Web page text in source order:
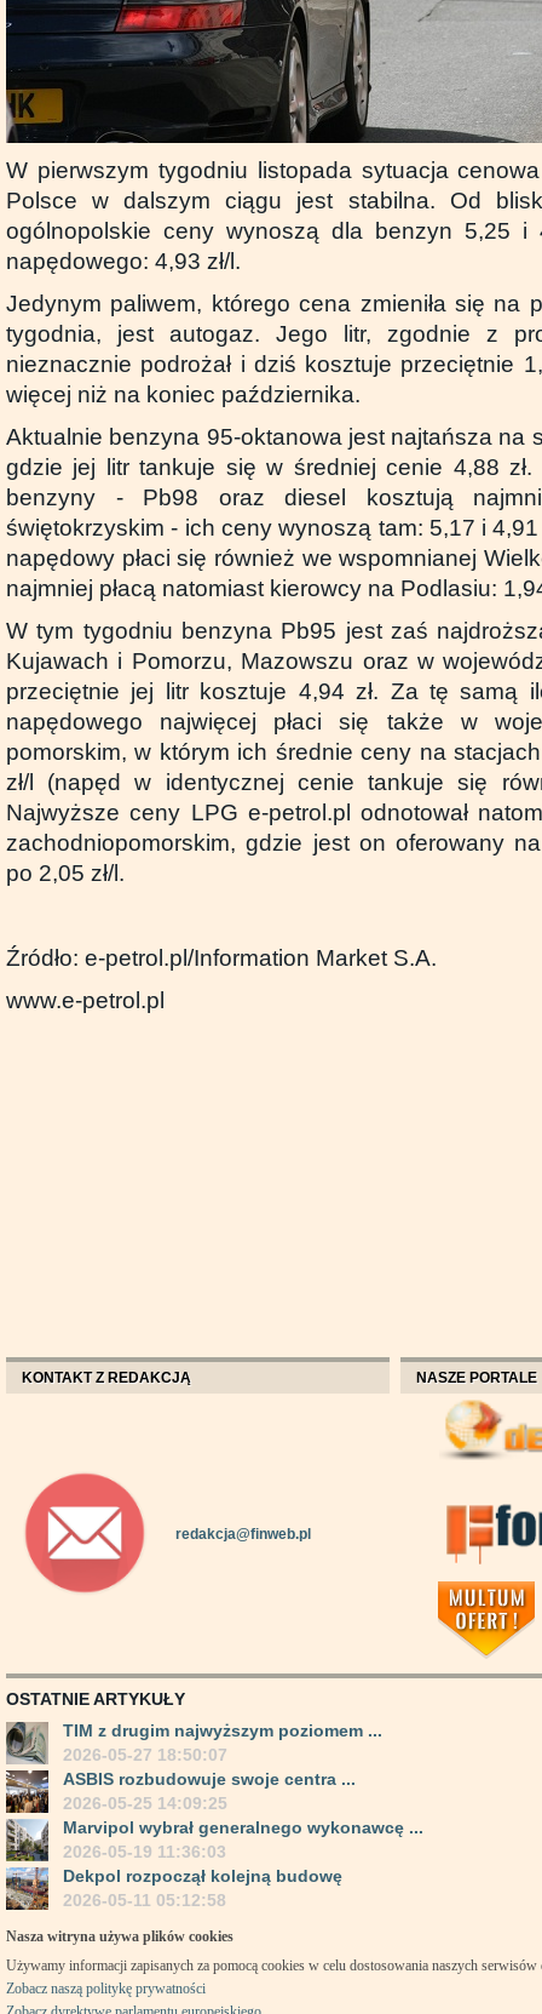
W pierwszym tygodniu listopada sytuacja
Polsce w dalszym ciągu jest stabilna. Od
ogólnopolskie ceny wynoszą dla benzyn 5,25 i
napędowego: 4,93 zł/l.
Jedynym paliwem, którego cena zmieniła się na
tygodnia, jest autogaz. Jego litr, zgodnie z
nieznacznie podrożał i dziś kosztuje przeciętnie
więcej niż na koniec października.
Aktualnie benzyna 95-oktanowa jest najtańsza na
gdzie jej litr tankuje się w średniej cenie 4,88 zł.
benzyny - Pb98 oraz diesel kosztują
świętokrzyskim - ich ceny wynoszą tam: 5,17 i 4,91
napędowy płaci się również we wspomnianej
najmniej płacą natomiast kierowcy na Podlasiu:
W tym tygodniu benzyna Pb95 jest zaś
Kujawach i Pomorzu, Mazowszu oraz w
przeciętnie jej litr kosztuje 4,94 zł. Za tę samą
napędowego najwięcej płaci się także w
pomorskim, w którym ich średnie ceny na
zł/l (napęd w identycznej cenie tankuje się
Najwyższe ceny LPG e-petrol.pl odnotował
zachodniopomorskim, gdzie jest on oferowany
po 2,05 zł/l.
Źródło: e-petrol.pl/Information Market S.A.
www.e-petrol.pl
KONTAKT Z REDAKCJĄ
redakcja@finweb.pl
NASZE PORTALE
OSTATNIE ARTYKUŁY
TIM z drugim najwyższym poziomem ...
2026-05-27 18:50:07
ASBIS rozbudowuje swoje centra ...
2026-05-25 14:09:25
Marvipol wybrał generalnego wykonawcę ...
2026-05-19 11:36:03
Dekpol rozpoczął kolejną budowę
2026-05-11 05:12:58
Nasza witryna używa plików cookies
Używamy informacji zapisanych za pomocą cookies w celu dostosowania naszych
Zobacz naszą politykę prywatności